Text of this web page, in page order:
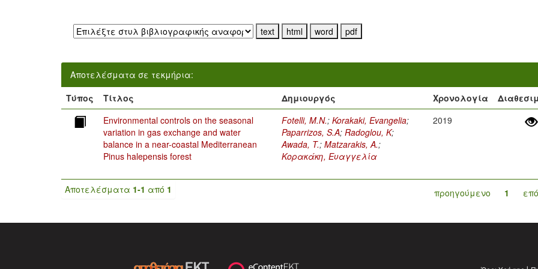
Αποτελέσματα σε τεκμήρια:
Τύπος
Τίτλος Δημιουργός Χρονολογία
Environmental controls on the seasonal
variation in gas exchange and water
balance in a near-coastal Mediterranean
Pinus halepensis forest
Fotelli, M.N.;Korakaki, Evangelia;
Paparrizos, S.A;Radoglou, K;
Awada, T.;Matzarakis, A.;
Κορακάκη, Ευαγγελία
2019
Αποτελέσματα 1-1 από 1 προηγούμενο 1